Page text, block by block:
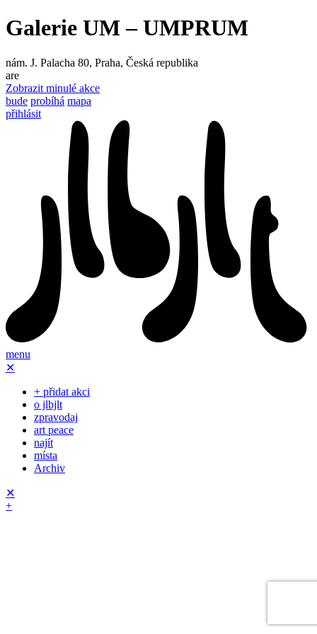
Galerie UM – UMPRUM
nám. J. Palacha 80, Praha, Česká republika
are
Zobrazit minulé akce
bude probíhá mapa
přihlásit
menu
✕
+ přidat akci
o jlbjlt
zpravodaj
art peace
najít
místa
Archiv
✕
+